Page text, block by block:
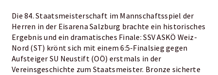
Die 84. Staatsmeisterschaft im Mannschaftsspiel der
Herren in der Eisarena Salzburg brachte ein historisches
Ergebnis und ein dramatisches Finale: SSV ASKÖ Weiz-
Nord (ST) krönt sich mit einem 6:5-Finalsieg gegen
Aufsteiger SU Neustift (OÖ) erstmals in der
Vereinsgeschichte zum Staatsmeister. Bronze sicherte